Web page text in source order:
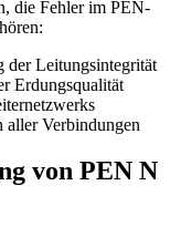
die Fehler im PEN-
der Leitungsintegrität
Erdungsqualität
aller Verbindungen
von PEN N